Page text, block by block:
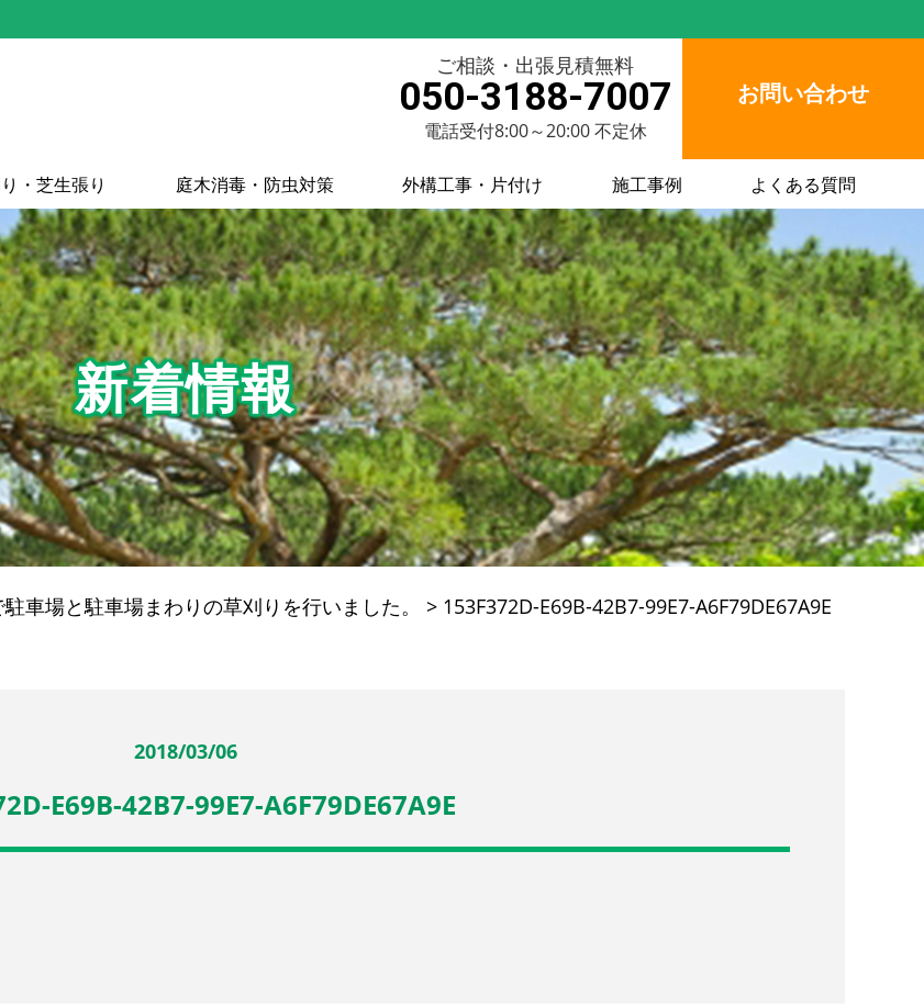
ご相談・出張見積無料
050-3188-7007
電話受付8:00～20:00 不定休
お問い合わせ
・芝生張り 庭木消毒・防虫対策 外構工事・片付け 施工事例 よくある質問
新着情報
車場と駐車場まわりの草刈りを行いました。 > 153F372D-E69B-42B7-99E7-A6F79DE67A9E
2018/03/06
E69B-42B7-99E7-A6F79DE67A9E